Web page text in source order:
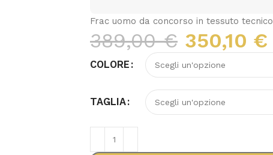
Frac uomo da concorso in tessuto tecnico
389,00€ 350,10 €
COLORE
TAGLIA